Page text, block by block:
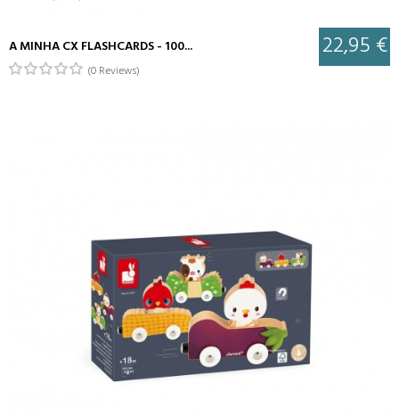
A MINHA CX FLASHCARDS - 100... 22,95 €
(0 Reviews)